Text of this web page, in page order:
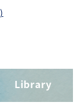
Library